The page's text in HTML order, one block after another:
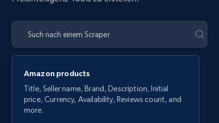
Amazon products
Title, Seller name, Brand, Description, Initial
price, Currency, Availability, Reviews count, and
more.